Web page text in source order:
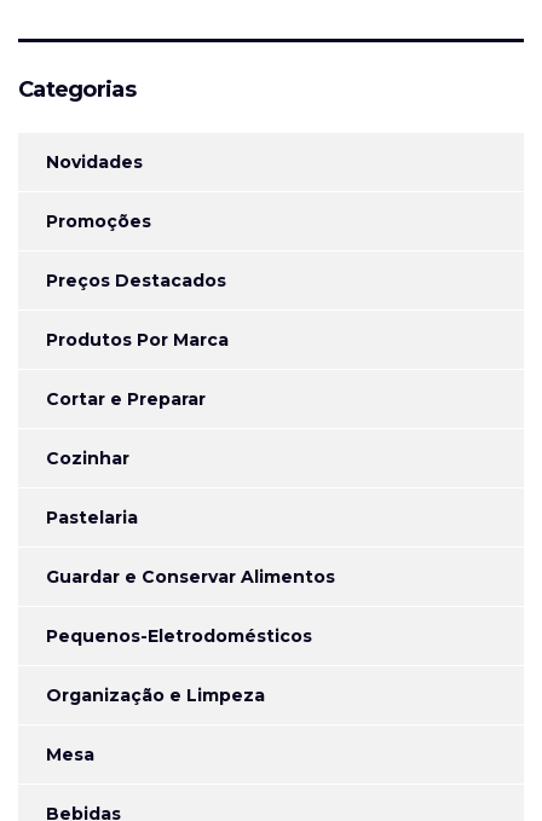
Categorias
Novidades
Promoções
Preços Destacados
Produtos Por Marca
Cortar e Preparar
Cozinhar
Pastelaria
Guardar e Conservar Alimentos
Pequenos-Eletrodomésticos
Organização e Limpeza
Mesa
Bebidas